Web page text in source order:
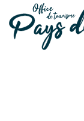
Panneau de gestion